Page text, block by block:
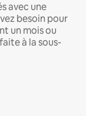
avec une
besoin pour
un mois ou
à la sous-